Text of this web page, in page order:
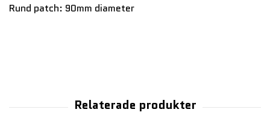
Rund patch: 90mm diameter